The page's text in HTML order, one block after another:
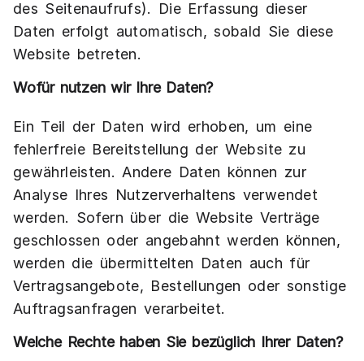
des Seitenaufrufs). Die Erfassung dieser
Daten erfolgt automatisch, sobald Sie diese
Website betreten.
Wofür nutzen wir Ihre Daten?
Ein Teil der Daten wird erhoben, um eine
fehlerfreie Bereitstellung der Website zu
gewährleisten. Andere Daten können zur
Analyse Ihres Nutzerverhaltens verwendet
werden. Sofern über die Website Verträge
geschlossen oder angebahnt werden können,
werden die übermittelten Daten auch für
Vertragsangebote, Bestellungen oder sonstige
Auftragsanfragen verarbeitet.
Welche Rechte haben Sie bezüglich Ihrer Daten?